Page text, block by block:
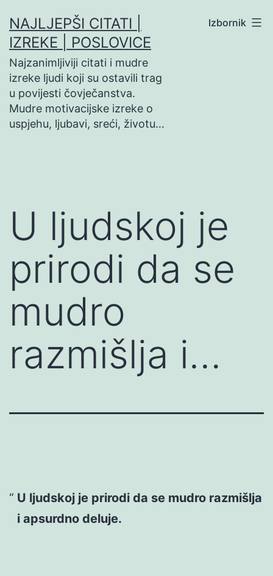
na
sadržaj
NAJLJEPŠI CITATI |
IZREKE | POSLOVICE
Najzanimljiviji citati i mudre
izreke ljudi koji su ostavili trag
u povijesti čovječanstva.
Mudre motivacijske izreke o
uspjehu, ljubavi, sreći, životu…
Izbornik
U ljudskoj je
prirodi da se
mudro
razmišlja i…
U ljudskoj je prirodi da se mudro razmišlja
i apsurdno deluje.